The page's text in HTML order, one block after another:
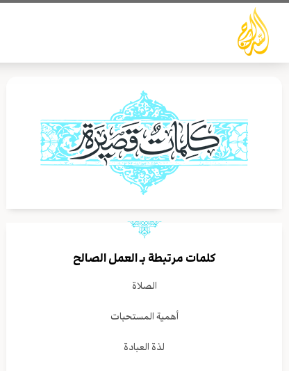
تخطي
المحتوى
كلمات مرتبطة بـالعمل الصالح
الصلاة
أهمية المستحبات
لذة العبادة